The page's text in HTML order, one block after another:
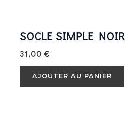
SOCLE SIMPLE NOIR
31,00 €
AJOUTER AU PANIER